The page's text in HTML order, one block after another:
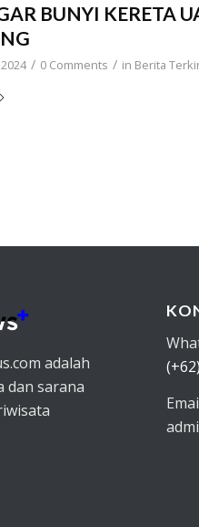
BUNYI KERETA
/ 0 Comments / in Berita
adalah
dan sarana